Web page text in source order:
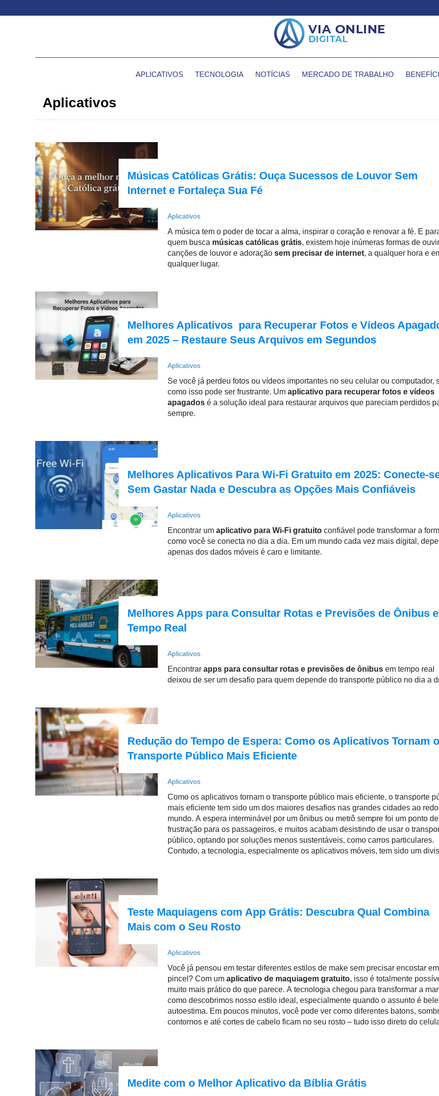
APLICATIVOS TECNOLOGIA NOTÍCIAS MERCADO DE TRABALHO
Aplicativos
Músicas Católicas Grátis: Ouça Sucessos de Louvor Sem
Internet e Fortaleça Sua Fé
Aplicativos
A música tem o poder de tocar a alma, inspirar o coração e renovar a fé. E
quem busca músicas católicas grátis, existem hoje inúmeras formas de ouvir
canções de louvor e adoração sem precisar de internet, a qualquer hora e
qualquer lugar.
Melhores Aplicativos para Recuperar Fotos e Vídeos
em 2025 – Restaure Seus Arquivos em Segundos
Aplicativos
Se você já perdeu fotos ou vídeos importantes no seu celular ou computador,
como isso pode ser frustrante. Um aplicativo para recuperar fotos e vídeos
apagados é a solução ideal para restaurar arquivos que pareciam perdidos
sempre.
Melhores Aplicativos Para Wi-Fi Gratuito em 2025: Conecte-
Sem Gastar Nada e Descubra as Opções Mais Confiáveis
Aplicativos
Encontrar um aplicativo para Wi-Fi gratuito confiável pode transformar a
como você se conecta no dia a dia. Em um mundo cada vez mais digital,
apenas dos dados móveis é caro e limitante.
Melhores Apps para Consultar Rotas e Previsões de Ônibus
Tempo Real
Aplicativos
Encontrar apps para consultar rotas e previsões de ônibus em tempo real
deixou de ser um desafio para quem depende do transporte público no dia a
Redução do Tempo de Espera: Como os Aplicativos Tornam o
Transporte Público Mais Eficiente
Aplicativos
Como os aplicativos tornam o transporte público mais eficiente, o transporte
mais eficiente tem sido um dos maiores desafios nas grandes cidades ao
mundo. A espera interminável por um ônibus ou metrô sempre foi um ponto de
frustração para os passageiros, e muitos acabam desistindo de usar o
público, optando por soluções menos sustentáveis, como carros particulares.
Contudo, a tecnologia, especialmente os aplicativos móveis, tem sido um
Teste Maquiagens com App Grátis: Descubra Qual Combina
Mais com o Seu Rosto
Aplicativos
Você já pensou em testar diferentes estilos de make sem precisar encostar
pincel? Com um aplicativo de maquiagem gratuito, isso é totalmente
muito mais prático do que parece. A tecnologia chegou para transformar a
como descobrimos nosso estilo ideal, especialmente quando o assunto é
autoestima. Em poucos minutos, você pode ver como diferentes batons,
contornos e até cortes de cabelo ficam no seu rosto – tudo isso direto do
Medite com o Melhor Aplicativo da Bíblia Grátis